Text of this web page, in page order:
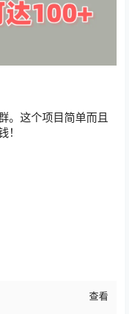
。这个项目简单而且
！
查看